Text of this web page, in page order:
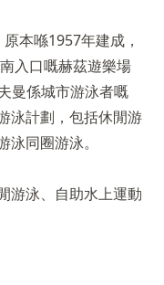
本喺1957年建成，
入口嘅赫茲遊樂場
曼係城市游泳者嘅
泳計劃，包括休閒游
同圈游泳。
游泳、自助水上運動